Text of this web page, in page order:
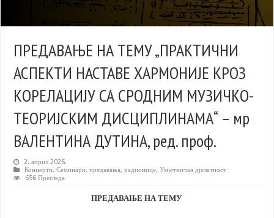
ПРЕДАВАЊЕ НА ТЕМУ „ПРАКТИЧНИ
АСПЕКТИ НАСТАВЕ ХАРМОНИЈЕ КРОЗ
КОРЕЛАЦИЈУ СА СРОДНИМ МУЗИЧКО-
ТЕОРИЈСКИМ ДИСЦИПЛИНАМА“ – мр
ВАЛЕНТИНА ДУТИНА, ред. проф.
2. април 2026.
Концерти,Семинари, предавања, радионице,Умјетничка дјелатност
656 Прегледа
ПРЕДАВАЊЕ НА ТЕМУ